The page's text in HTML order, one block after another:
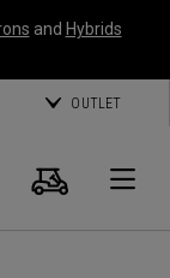
and Hybrids
OUTLET
Panier